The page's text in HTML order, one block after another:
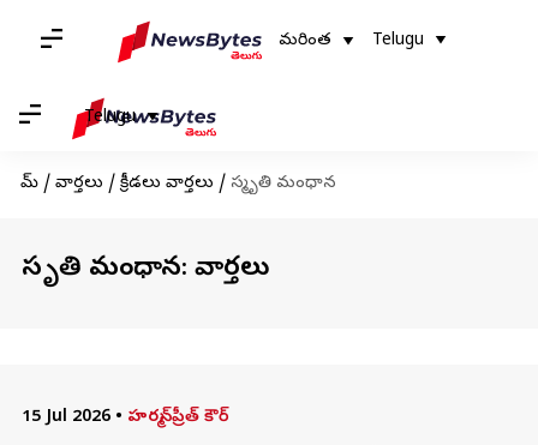
మరింత Telugu
Telugu
హోమ్ / వార్తలు / క్రీడలు వార్తలు / స్మృతి మంధాన
స్మృతి మంధాన: వార్తలు
15 Jul 2026 • హర్మన్‌ప్రీత్ కౌర్